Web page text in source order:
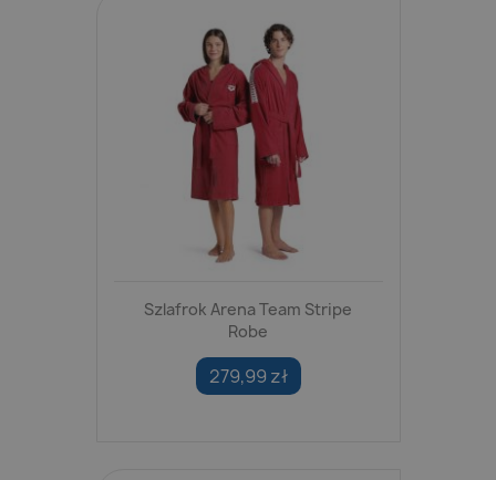
Szlafrok Arena Team Stripe
Robe
279,99 zł